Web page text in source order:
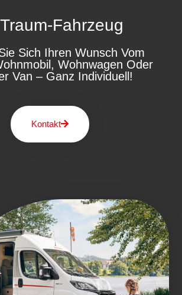
Fahrzeug
Sich Ihren Wunsch Vom
Wohnwagen Oder
Van – Ganz Individuell!
Kontakt